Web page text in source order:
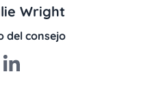
Wright
del consejo